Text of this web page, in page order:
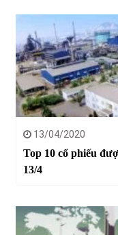
13/04/2020
Top 10 cổ phiếu
13/4